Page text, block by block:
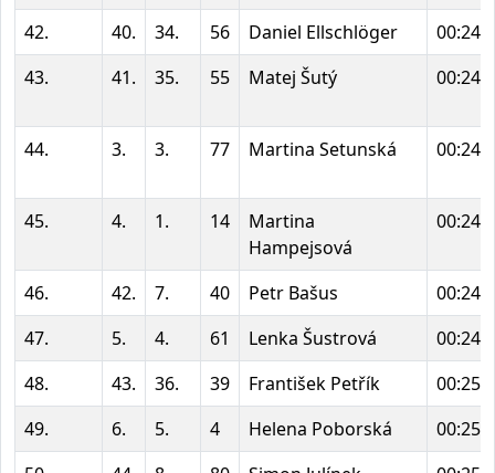
42.
40. 34. 56 Daniel Ellschlöger
43.
41. 35. 55 Matej Šutý
44. 3. 3. 77 Martina Setunská
45. 4. 1. 14
Martina
Hampejsová
46. 42. 7. 40 Petr Bašus
47.
5. 4. 61 Lenka Šustrová
48.
43. 36. 39 František Petřík
49.
6. 5. 4 Helena Poborská